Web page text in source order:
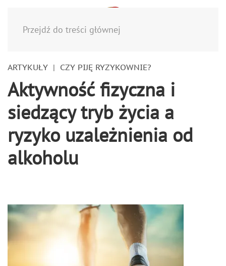
Przejdź do treści głównej
ARTYKUŁY CZY PIJĘ RYZYKOWNIE?
Aktywność fizyczna i
siedzący tryb życia a
ryzyko uzależnienia od
alkoholu